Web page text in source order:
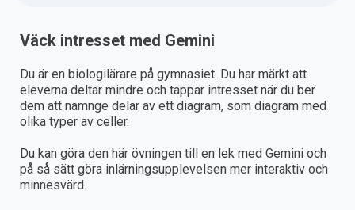
Väck intresset med Gemini
Du är en biologilärare på gymnasiet. Du har märkt att
eleverna deltar mindre och tappar intresset när du ber
dem att namnge delar av ett diagram, som diagram med
olika typer av celler.
Du kan göra den här övningen till en lek med Gemini och
på så sätt göra inlärningsupplevelsen mer interaktiv och
minnesvärd.